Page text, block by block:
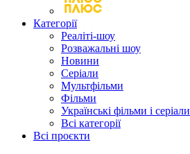
Категорії
Реаліті-шоу
Розважальні шоу
Новини
Серіали
Мультфільми
Фільми
Українські фільми і серіали
Всі категорії
Всі проєкти